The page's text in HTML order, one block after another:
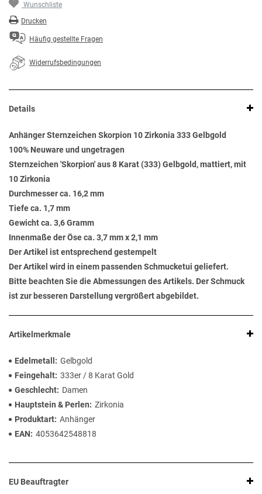
Wunschliste
Drucken
Häufig gestellte Fragen
Widerrufsbedingungen
Details
Anhänger Sternzeichen Skorpion 10 Zirkonia 333 Gelbgold
100% Neuware und ungetragen
Sternzeichen 'Skorpion' aus 8 Karat (333) Gelbgold, mattiert, mit
10 Zirkonia
Durchmesser ca. 16,2 mm
Tiefe ca. 1,7 mm
Gewicht ca. 3,6 Gramm
Innenmaße der Öse ca. 3,7 mm x 2,1 mm
Der Artikel ist entsprechend gestempelt
Der Artikel wird in einem passenden Schmucketui geliefert.
Bitte beachten Sie die Abmessungen des Artikels. Der Schmuck
ist zur besseren Darstellung vergrößert abgebildet.
Artikelmerkmale
Edelmetall
Gelbgold
Feingehalt 333er / 8 Karat Gold
Geschlecht
Damen
Hauptstein & Perlen
Zirkonia
Produktart Anhänger
EAN
4053642548818
EU Beauftragter